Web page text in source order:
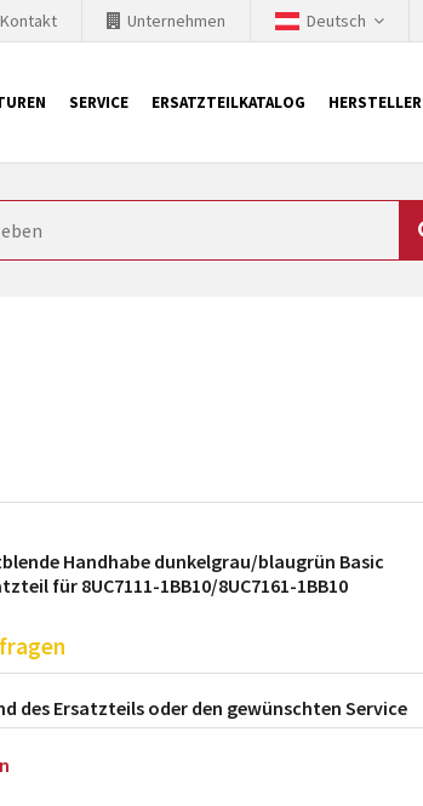
Deutsch
Unternehmen
Kontakt
SERVICE ERSATZTEILKATALOG HERSTELLER
Handhabe dunkelgrau/blaugrün Basic
für 8UC7111-1BB10/8UC7161-1BB10
des Ersatzteils oder den gewünschten Service